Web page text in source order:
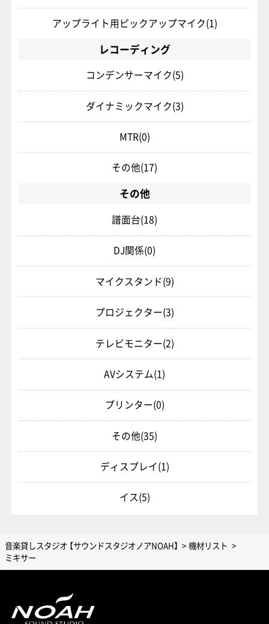
アップライト用ピックアップマイク(1)
レコーディング
コンデンサーマイク(5)
ダイナミックマイク(3)
MTR(0)
その他(17)
その他
譜面台(18)
DJ関係(0)
マイクスタンド(9)
プロジェクター(3)
テレビモニター(2)
AVシステム(1)
プリンター(0)
その他(35)
ディスプレイ(1)
イス(5)
音楽貸しスタジオ 【サウンドスタジオノアNOAH】
機材リスト
ミキサー